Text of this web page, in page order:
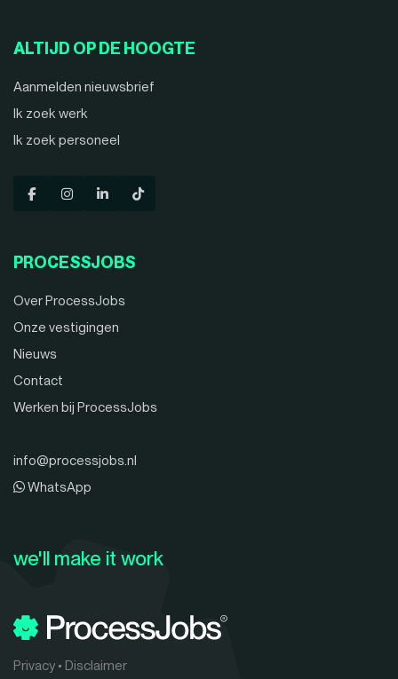
ALTIJD OP DE HOOGTE
Aanmelden nieuwsbrief
Ik zoek werk
Ik zoek personeel
PROCESSJOBS
Over ProcessJobs
Onze vestigingen
Nieuws
Contact
Werken bij ProcessJobs
info@processjobs.nl
WhatsApp
Privacy• Disclaimer
we'll make it work